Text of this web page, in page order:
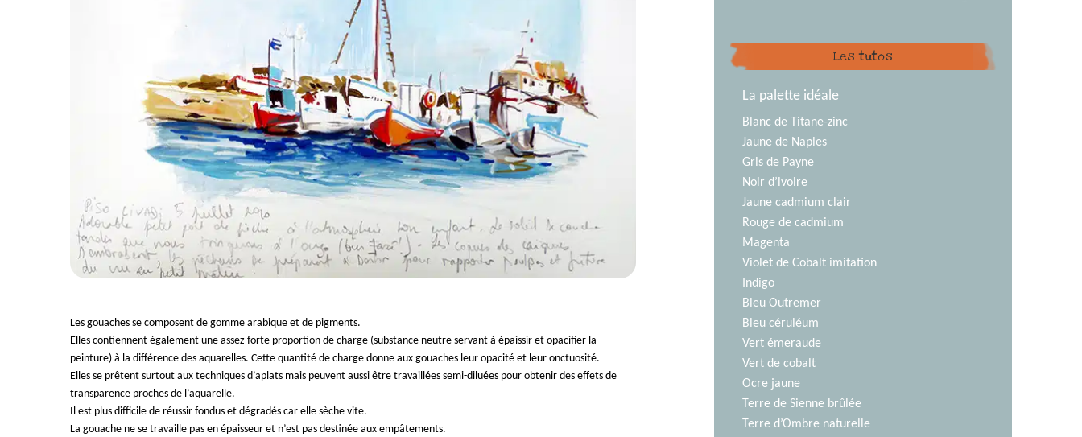
Les gouaches se composent de gomme arabique et de pigments.
Elles contiennent également une assez forte proportion de charge (substance neutre servant à épaissir et opacifier la
peinture) à la différence des aquarelles. Cette quantité de charge donne aux gouaches leur opacité et leur onctuosité.
Elles se prêtent surtout aux techniques d’aplats mais peuvent aussi être travaillées semi-diluées pour obtenir des effets de
transparence proches de l’aquarelle.
Il est plus difficile de réussir fondus et dégradés car elle sèche vite.
La gouache ne se travaille pas en épaisseur et n’est pas destinée aux empâtements.
Les tutos
La palette idéale
Blanc de Titane-zinc
Jaune de Naples
Gris de Payne
Noir d’ivoire
Jaune cadmium clair
Rouge de cadmium
Magenta
Violet de Cobalt imitation
Indigo
Bleu Outremer
Bleu céruléum
Vert émeraude
Vert de cobalt
Ocre jaune
Terre de Sienne brûlée
Terre d’Ombre naturelle